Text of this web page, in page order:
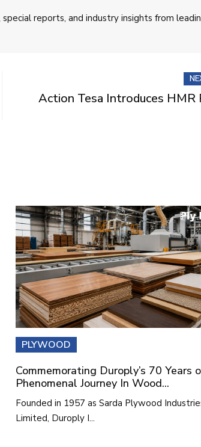
reports, and industry insights from
Action Tesa Introduces HMR
PLYWOOD
Commemorating Duroply’s 70 Years
Phenomenal Journey In Wood...
Founded in 1957 as Sarda Plywood
Limited, Duroply I...